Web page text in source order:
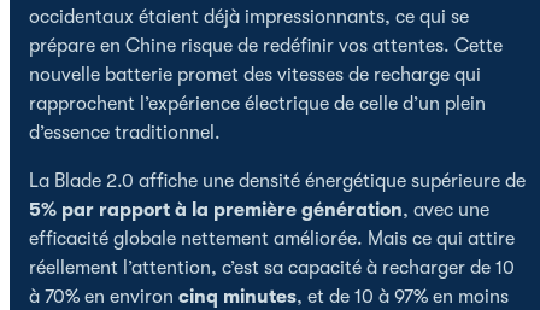
occidentaux étaient déjà impressionnants, ce qui se
prépare en Chine risque de redéfinir vos attentes. Cette
nouvelle batterie promet des vitesses de recharge qui
rapprochent l’expérience électrique de celle d’un plein
d’essence traditionnel.
La Blade 2.0 affiche une densité énergétique supérieure de
5% par rapport à la première génération, avec une
efficacité globale nettement améliorée. Mais ce qui attire
réellement l’attention, c’est sa capacité à recharger de 10
à 70% en environ cinq minutes, et de 10 à 97% en moins